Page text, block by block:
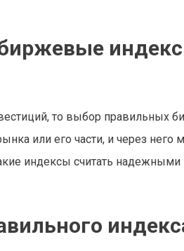
то выбор
или его части, и через него
индексы считать